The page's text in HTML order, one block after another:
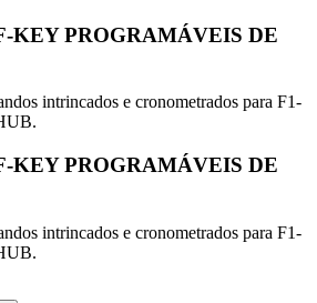
KEY PROGRAMÁVEIS DE
intrincados e cronometrados para F1-
KEY PROGRAMÁVEIS DE
intrincados e cronometrados para F1-